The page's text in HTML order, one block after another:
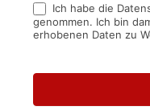
Ich habe die
genommen. Ich bin
erhobenen Daten zu